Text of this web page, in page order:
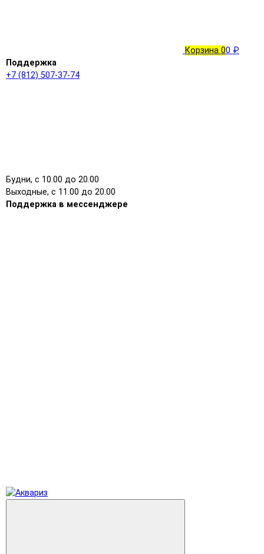
Корзина 00 ₽
Поддержка
+7 (812) 507-37-74
Будни, с 10.00 до 20.00
Выходные, с 11.00 до 20.00
Поддержка в мессенджере